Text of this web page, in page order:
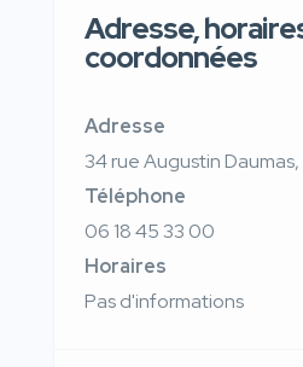
Adresse,
coordonnées
Adresse
34 rue Augustin
Téléphone
06 18 45 33 00
Horaires
Pas d'informations